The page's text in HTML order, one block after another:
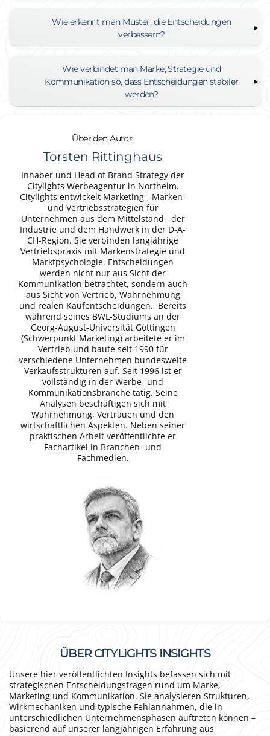
Wie erkennt man Muster, die Entscheidungen
verbessern?
Wie verbindet man Marke, Strategie und
Kommunikation so, dass Entscheidungen stabiler
werden?
Über den Autor:
Torsten Rittinghaus
Inhaber und Head of Brand Strategy der
Citylights Werbeagentur in Northeim.
Citylights entwickelt Marketing-, Marken-
und Vertriebsstrategien für
Unternehmen aus dem Mittelstand, der
Industrie und dem Handwerk in der D-A-
CH-Region. Sie verbinden langjährige
Vertriebspraxis mit Markenstrategie und
Marktpsychologie. Entscheidungen
werden nicht nur aus Sicht der
Kommunikation betrachtet, sondern auch
aus Sicht von Vertrieb, Wahrnehmung
und realen Kaufentscheidungen. Bereits
während seines BWL-Studiums an der
Georg-August-Universität Göttingen
(Schwerpunkt Marketing) arbeitete er im
Vertrieb und baute seit 1990 für
verschiedene Unternehmen bundesweite
Verkaufsstrukturen auf. Seit 1996 ist er
vollständig in der Werbe- und
Kommunikationsbranche tätig. Seine
Analysen beschäftigen sich mit
Wahrnehmung, Vertrauen und den
wirtschaftlichen Aspekten. Neben seiner
praktischen Arbeit veröffentlichte er
Fachartikel in Branchen- und
Fachmedien.
ÜBER CITYLIGHTS INSIGHTS
Unsere hier veröffentlichten Insights befassen sich mit
strategischen Entscheidungsfragen rund um Marke,
Marketing und Kommunikation. Sie analysieren Strukturen,
Wirkmechaniken und typische Fehlannahmen, die in
unterschiedlichen Unternehmensphasen auftreten können –
basierend auf unserer langjährigen Erfahrung aus